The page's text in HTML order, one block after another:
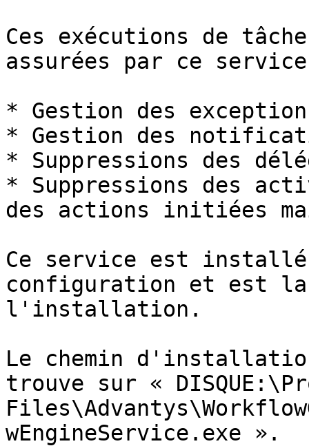
Ces exécutions de
assurées par ce
* Gestion des
* Gestion des
* Suppressions des
* Suppressions des
des actions initiées
Ce service est
configuration et est
l'installation.
Le chemin
trouve sur «
wEngineService.exe ».